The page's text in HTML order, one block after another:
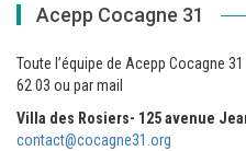
Acepp Cocagne 31
Toute l’équipe de Acepp Cocagne
62 03 ou par mail
Villa des Rosiers- 125 avenue
contact@cocagne31.org